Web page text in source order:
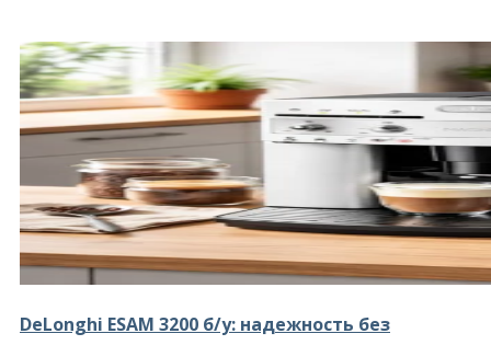
DeLonghi ESAM 3200 б/у: надежность без